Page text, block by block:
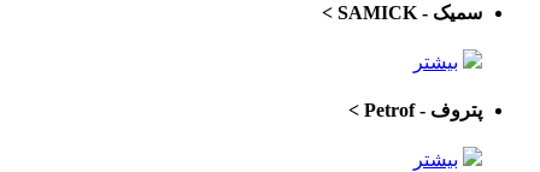
سمیک - SAMICK >
بیشتر
پتروف - Petrof >
بیشتر